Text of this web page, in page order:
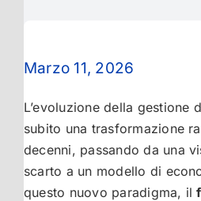
Marzo 11, 2026
L’evoluzione della gestione
subito una trasformazione
decenni, passando da una
scarto a un modello di
questo nuovo paradigma, il